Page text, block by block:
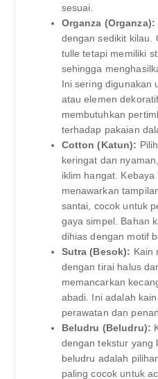
sesuai.
Organza (Organza):
dengan sedikit kilau.
tulle tetapi memiliki
sehingga
Ini sering digunakan
atau elemen
membutuhkan
terhadap pakaian
Cotton (Katun):
keringat dan
iklim hangat.
menawarkan
santai, cocok untuk
gaya simpel. Bahan
dihias dengan motif
Sutra (Besok): Kain
dengan tirai halus
memancarkan
abadi. Ini adalah
perawatan dan
Beludru (Beludru):
dengan tekstur yang
beludru adalah
paling cocok untuk